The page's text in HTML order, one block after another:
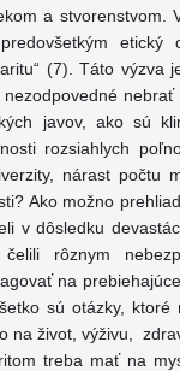
a stvorenstvom.
etický
(7). Táto výzva
nezodpovedné
javov, ako sú
rozsiahlych
nárast počtu
Ako možno
v dôsledku
rôznym
na
sú otázky,
na život, výživu,
treba mať na